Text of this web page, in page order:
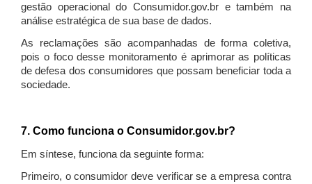
gestão operacional do Consumidor.gov.br e também na
análise estratégica de sua base de dados.
As reclamações são acompanhadas de forma coletiva,
pois o foco desse monitoramento é aprimorar as políticas
de defesa dos consumidores que possam beneficiar toda a
sociedade.
7. Como funciona o Consumidor.gov.br?
Em síntese, funciona da seguinte forma:
Primeiro, o consumidor deve verificar se a empresa contra